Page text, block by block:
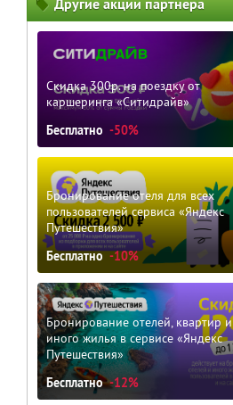
Другие акции партнера
Скидка 300р. на поездку от
каршеринга «Ситидрайв»
Бесплатно -50%
Бронирование отеля для всех
пользователей сервиса «Яндекс
Путешествия»
Бесплатно -10%
Бронирование отелей, квартир и
иного жилья в сервисе «Яндекс
Путешествия»
Бесплатно -12%